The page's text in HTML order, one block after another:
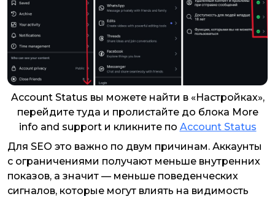
Account Status вы можете найти в «Настройках»,
перейдите туда и пролистайте до блока More
info and support и кликните по Account Status
Для SEO это важно по двум причинам. Аккаунты
с ограничениями получают меньше внутренних
показов, а значит — меньше поведенческих
сигналов, которые могут влиять на видимость